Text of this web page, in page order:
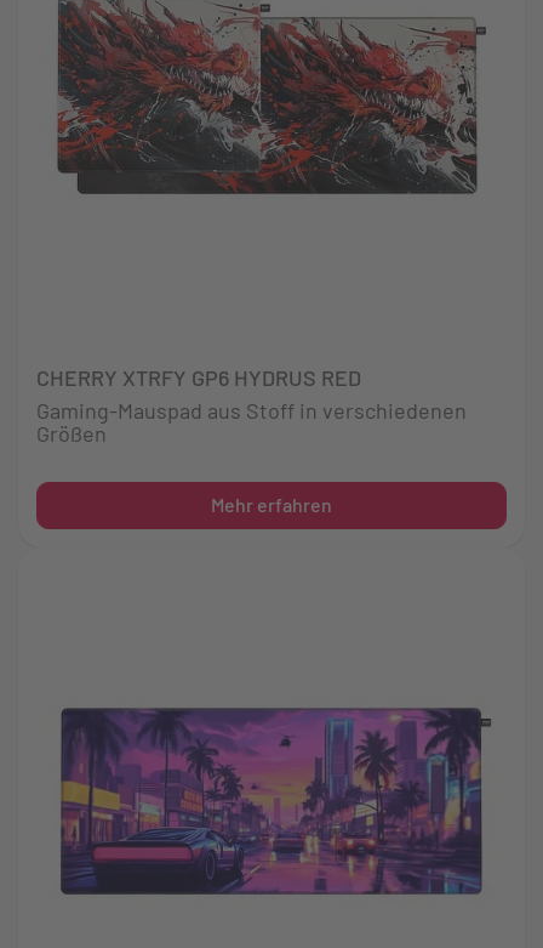
CHERRY XTRFY GP6 HYDRUS RED
Gaming-Mauspad aus Stoff in verschiedenen
Größen
Mehr erfahren